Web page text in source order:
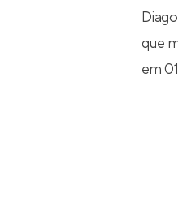
que
em